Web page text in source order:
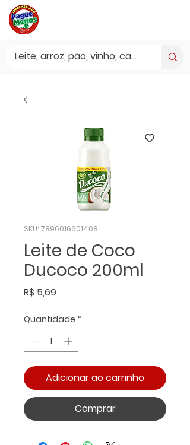
SKU: 7896016601408
Leite de Coco
Ducoco 200ml
R$ 5,69Preço
Quantidade *
Adicionar ao carrinho
Comprar